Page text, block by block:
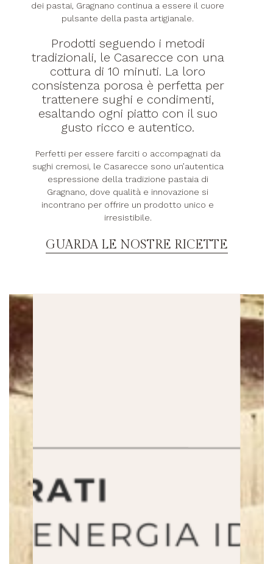
dei pastai, Gragnano continua a essere il cuore
pulsante della pasta artigianale.
Prodotti seguendo i metodi
tradizionali, le Casarecce con una
cottura di 10 minuti. La loro
consistenza porosa è perfetta per
trattenere sughi e condimenti,
esaltando ogni piatto con il suo
gusto ricco e autentico.
Perfetti per essere farciti o accompagnati da
sughi cremosi, le Casarecce sono un’autentica
espressione della tradizione pastaia di
Gragnano, dove qualità e innovazione si
incontrano per offrire un prodotto unico e
irresistibile.
GUARDA LE NOSTRE RICETTE